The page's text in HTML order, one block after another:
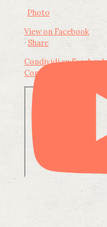
Photo
View on Facebook
· Share
Condividi su Facebook
Condividi su LinkedIn